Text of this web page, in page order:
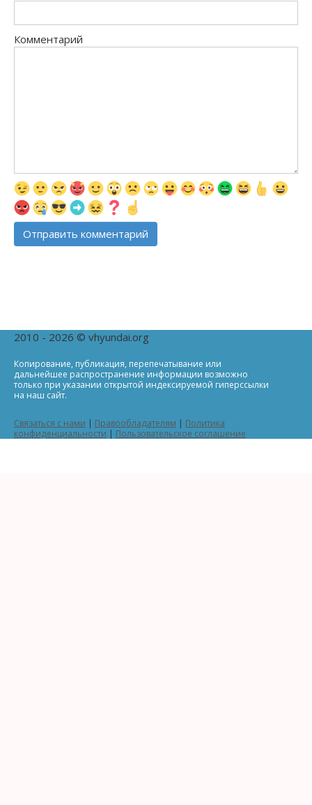
Комментарий
2010 - 2026 © vhyundai.org
Копирование, публикация, перепечатывание или
дальнейшее распространение информации возможно
только при указании открытой индексируемой гиперссылки
на наш сайт.
Связаться с нами | Правообладателям | Политика
конфиденциальности | Пользовательское соглашение